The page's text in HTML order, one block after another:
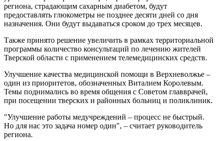
региона, страдающим сахарным диабетом, будут
предоставлять глюкометры не позднее десяти дней со дня
назначения. Они будут выдаваться сроком до трех месяцев.
Также принято решение увеличить в рамках территориальной
программы количество консультаций по лечению жителей
Тверской области с применением телемедицинских средств.
Улучшение качества медицинской помощи в Верхневолжье –
один из приоритетов, обозначенных Виталием Королевым.
Темы поднимались во время общения с Советом главврачей,
при посещении тверских и районных больниц и поликлиник.
"Улучшение работы медучреждений – процесс не быстрый.
Но для нас это задача номер один", – считает руководитель
региона.